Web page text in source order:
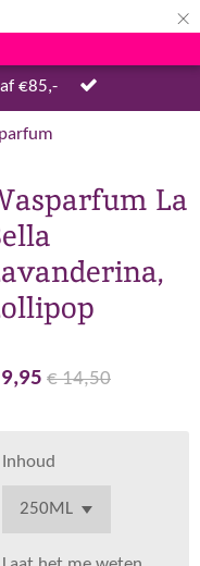
×
€85,-
La
€ 14,50
Inhoud